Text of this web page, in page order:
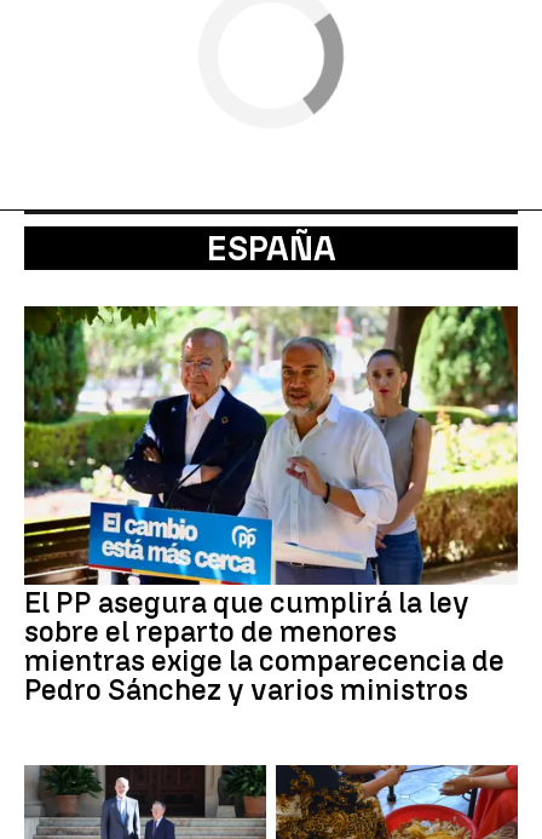
ESPAÑA
El PP asegura que cumplirá la ley
sobre el reparto de menores
mientras exige la comparecencia de
Pedro Sánchez y varios ministros